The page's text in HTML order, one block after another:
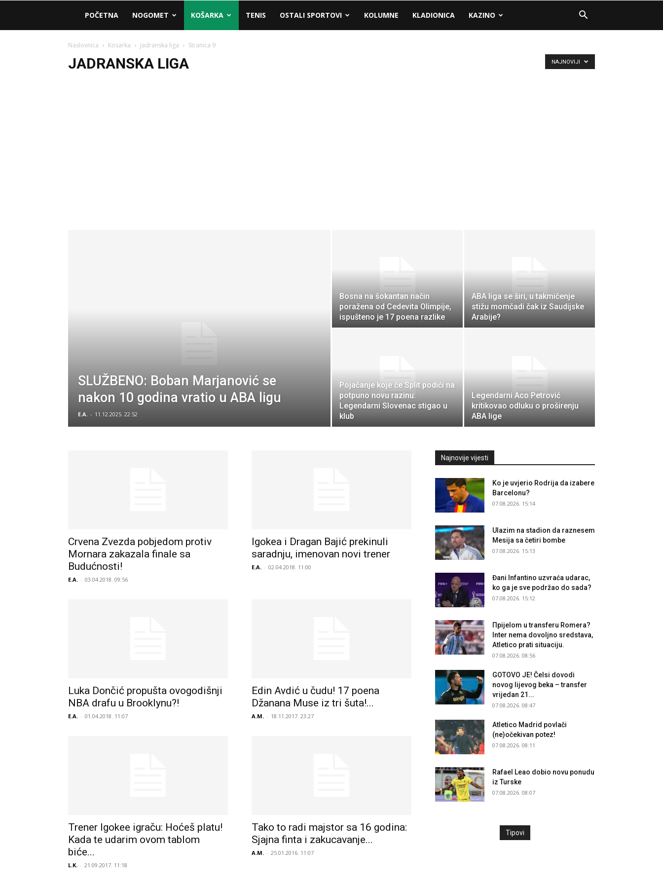
AM
Sport
POČETNA NOGOMET KOŠARKA TENIS OSTALI SPORTOVI KOLUMNE KLADIONICA KAZINO
Naslovnica Kosarka Jadranska liga Stranica 9
JADRANSKA LIGA NAJNOVIJI
SLUŽBENO: Boban Marjanović se
nakon 10 godina vratio u ABA ligu
E.A. - 11.12.2025. 22:52
Bosna na šokantan način
poražena od Cedevita Olimpije,
ispušteno je 17 poena razlike
ABA liga se širi, u takmičenje
stižu momčadi čak iz Saudijske
Arabije?
Pojačanje koje će Split podići na
potpuno novu razinu:
Legendarni Slovenac stigao u
klub
Legendarni Aco Petrović
kritikovao odluku o proširenju
ABA lige
Crvena Zvezda pobjedom protiv
Mornara zakazala finale sa
Budućnosti!
E.A. - 03.04.2018. 09:56
Igokea i Dragan Bajić prekinuli
saradnju, imenovan novi trener
E.A. - 02.04.2018. 11:00
Luka Dončić propušta ovogodišnji
NBA drafu u Brooklynu?!
E.A. - 01.04.2018. 11:07
Edin Avdić u čudu! 17 poena
Džanana Muse iz tri šuta!...
A.M. - 18.11.2017. 23:27
Trener Igokee igraču: Hoćeš platu!
Kada te udarim ovom tablom
biće...
L.K. - 21.09.2017. 11:18
Tako to radi majstor sa 16 godina:
Sjajna finta i zakucavanje...
A.M. - 25.01.2016. 11:07
Najnovije vijesti
Ko je uvjerio Rodrija da izabere
Barcelonu?
07.08.2026. 15:14
Ulazim na stadion da raznesem
Mesija sa četiri bombe
07.08.2026. 15:13
Đani Infantino uzvraća udarac,
ko ga je sve podržao do sada?
07.08.2026. 15:12
Прijelom u transferu Romera?
Inter nema dovoljno sredstava,
Atletico prati situaciju.
07.08.2026. 08:56
GOTOVO JE! Čelsi dovodi
novog lijevog beka – transfer
vrijedan 21...
07.08.2026. 08:47
Atletico Madrid povlači
(ne)očekivan potez!
07.08.2026. 08:11
Rafael Leao dobio novu ponudu
iz Turske
07.08.2026. 08:07
Tipovi